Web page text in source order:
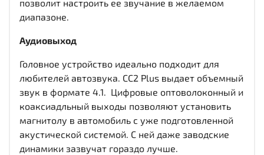
позволит настроить ее звучание в желаемом
диапазоне.
Аудиовыход
Головное устройство идеально подходит для
любителей автозвука. CC2 Plus выдает объемный
звук в формате 4.1. Цифровые оптоволоконный и
коаксиадльный выходы позволяют установить
магнитолу в автомобиль с уже подготовленной
акустической системой. С ней даже заводские
динамики зазвучат гораздо лучше.